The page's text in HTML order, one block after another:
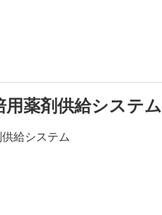
薬剤供給システム